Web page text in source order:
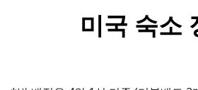
미국 숙소